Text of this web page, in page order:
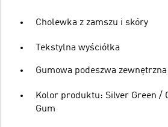
Cholewka z zamszu i skóry
Tekstylna wyściółka
Gumowa podeszwa zewnętrzna
Kolor produktu: Silver Green /
Gum